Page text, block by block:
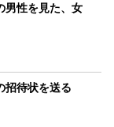
男性を見た、女
招待状を送る